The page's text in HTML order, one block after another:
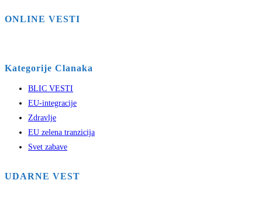
ONLINE VESTI
Kategorije Clanaka
BLIC VESTI
EU-integracije
Zdravlje
EU zelena tranzicija
Svet zabave
UDARNE VEST